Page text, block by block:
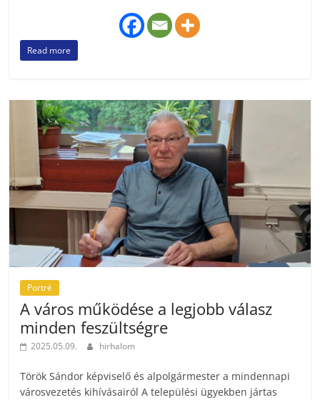
Read more
Portré
A város működése a legjobb válasz
minden feszültségre
2025.05.09. hirhalom
Török Sándor képviselő és alpolgármester a mindennapi
városvezetés kihívásairól A települési ügyekben jártas